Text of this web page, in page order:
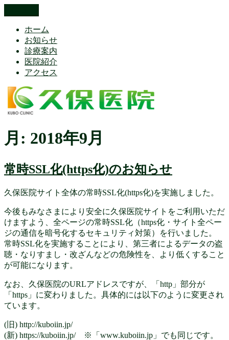
ン
ッ
久保医院 Kubo Clinic 埼玉県本庄市
久保医院（内科) 糖尿病内科 循環器内科 睡眠時無呼吸検査 内
分泌・甲状腺疾患 アレルギー対策 禁煙外来
ホーム
お知らせ
診療案内
医院紹介
アクセス
月: 2018年9月
常時SSL化(https化)のお知らせ
久保医院サイト全体の常時SSL化(https化)を実施しました。
今後もみなさまにより安全に久保医院サイトをご利用いただ
けますよう、全ページの常時SSL化（https化・サイト全ペー
ジの通信を暗号化するセキュリティ対策）を行いました。
常時SSL化を実施することにより、第三者によるデータの盗
聴・なりすまし・改ざんなどの危険性を、より低くすること
が可能になります。
なお、久保医院のURLアドレスですが、「http」部分が
「https」に変わりました。具体的には以下のように変更され
ています。
(旧) http://kuboiin.jp/
(新) https://kuboiin.jp/ ※「www.kuboiin.jp」でも同じです。